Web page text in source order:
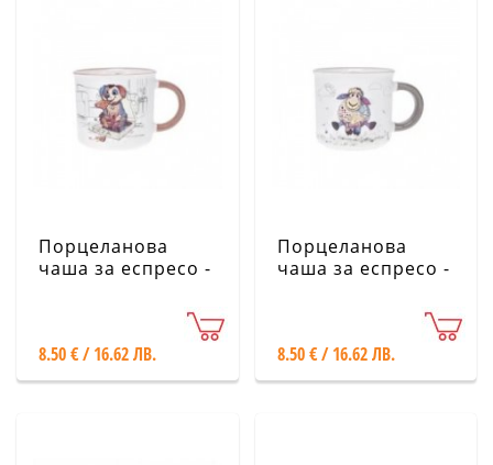
Порцеланова
чаша за еспресо -
8.50 € / 16.62 ЛВ.
Порцеланова
чаша за еспресо -
8.50 € / 16.62 ЛВ.